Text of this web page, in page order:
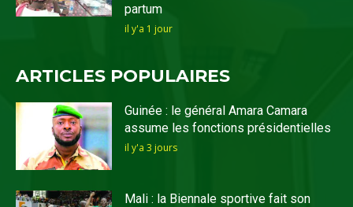
partum
il y'a 1 jour
ARTICLES POPULAIRES
Guinée : le général Amara Camara
assume les fonctions présidentielles
il y'a 3 jours
Mali : la Biennale sportive fait son